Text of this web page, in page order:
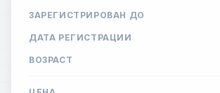
ЗАРЕГИСТРИРОВАН ДО
ДАТА РЕГИСТРАЦИИ
ВОЗРАСТ